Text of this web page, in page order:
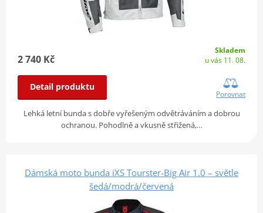
2 740 Kč
Skladem
u vás 11. 08.
Detail produktu
Porovnat
Lehká letní bunda s dobře vyřešeným odvětráváním a dobrou
ochranou. Pohodlně a vkusně střižená,…
Dámská moto bunda iXS Tourster-Big Air 1.0 – světle
šedá/modrá/červená